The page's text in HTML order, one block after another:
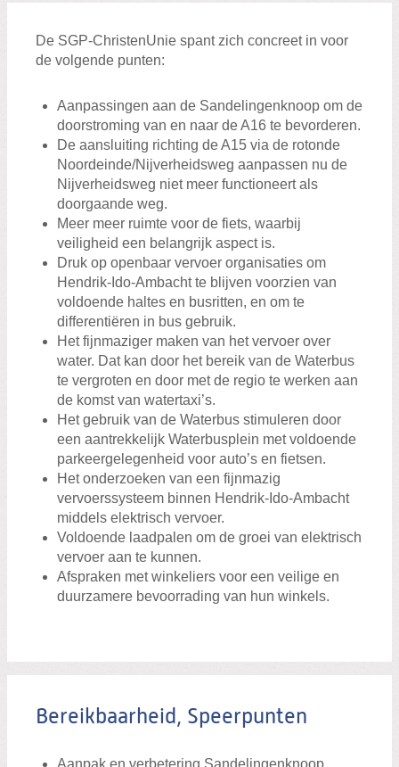
De SGP-ChristenUnie spant zich concreet in voor
de volgende punten:
Aanpassingen aan de Sandelingenknoop om de
doorstroming van en naar de A16 te bevorderen.
De aansluiting richting de A15 via de rotonde
Noordeinde/Nijverheidsweg aanpassen nu de
Nijverheidsweg niet meer functioneert als
doorgaande weg.
Meer meer ruimte voor de fiets, waarbij
veiligheid een belangrijk aspect is.
Druk op openbaar vervoer organisaties om
Hendrik-Ido-Ambacht te blijven voorzien van
voldoende haltes en busritten, en om te
differentiëren in bus gebruik.
Het fijnmaziger maken van het vervoer over
water. Dat kan door het bereik van de Waterbus
te vergroten en door met de regio te werken aan
de komst van watertaxi’s.
Het gebruik van de Waterbus stimuleren door
een aantrekkelijk Waterbusplein met voldoende
parkeergelegenheid voor auto’s en fietsen.
Het onderzoeken van een fijnmazig
vervoerssysteem binnen Hendrik-Ido-Ambacht
middels elektrisch vervoer.
Voldoende laadpalen om de groei van elektrisch
vervoer aan te kunnen.
Afspraken met winkeliers voor een veilige en
duurzamere bevoorrading van hun winkels.
Bereikbaarheid, Speerpunten
Aanpak en verbetering Sandelingenknoop